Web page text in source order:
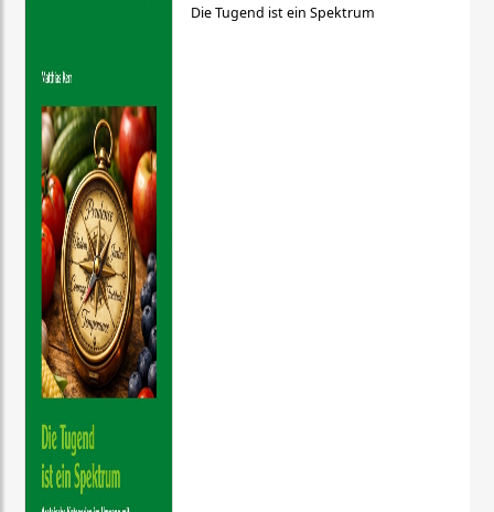
Die Tugend ist ein Spektrum